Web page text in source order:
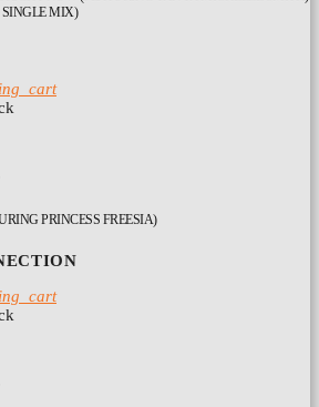
MIX)
PRINCESS FREESIA)